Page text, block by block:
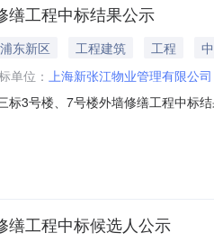
缮工程中标结果公示
东新区 工程建筑 工程
单位：
上海新张江物业管理有限公司
标3号楼、7号楼外墙修缮工程中标
门本招标项目的监督部门为招标
缮工程中标候选人公示